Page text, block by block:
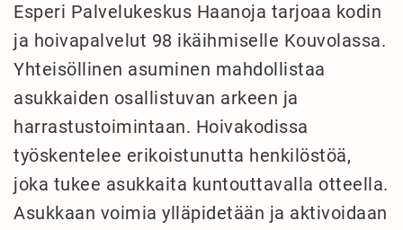
Esperi Palvelukeskus Haanoja tarjoaa kodin
ja hoivapalvelut 98 ikäihmiselle Kouvolassa.
Yhteisöllinen asuminen mahdollistaa
asukkaiden osallistuvan arkeen ja
harrastustoimintaan. Hoivakodissa
työskentelee erikoistunutta henkilöstöä,
joka tukee asukkaita kuntouttavalla otteella.
Asukkaan voimia ylläpidetään ja aktivoidaan